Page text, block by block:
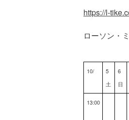
https://l-
ローソン・
10/
5
土
6
日
13:00